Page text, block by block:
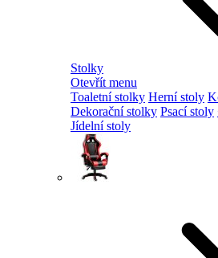
Stolky
Otevřít menu
Toaletní stolky Herní stoly
Dekorační stolky Psací stoly
Jídelní stoly